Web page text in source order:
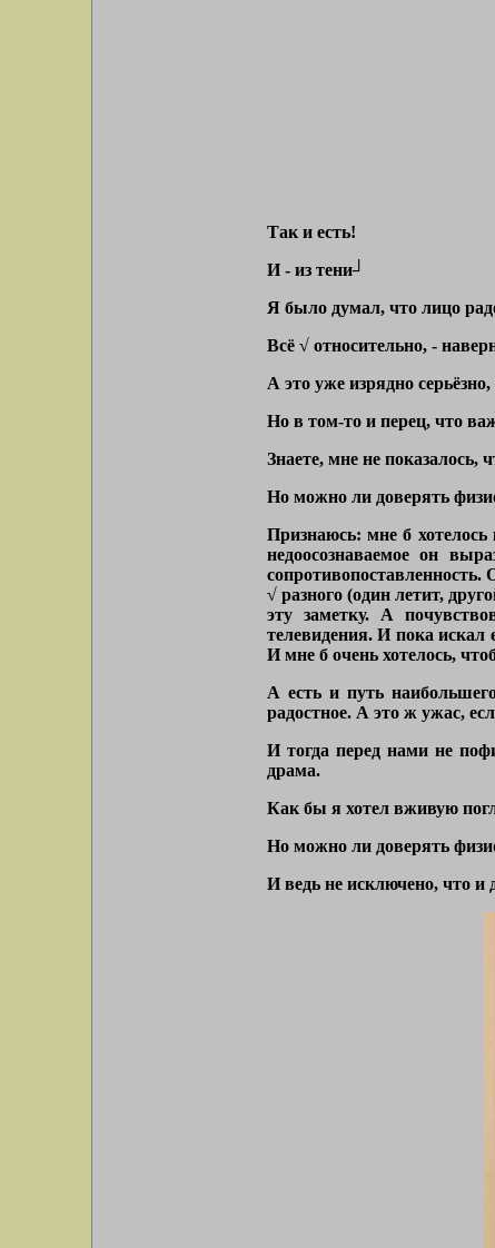
Так и есть!
И - из тени┘
Я было думал, что лицо
Всё √ относительно, -
А это уже изрядно
Но в том-то и перец, что
Знаете, мне не показалось,
Но можно ли доверять
Признаюсь: мне б хотелось
недоосознаваемое он
сопротивопоставленность.
√ разного (один летит,
эту заметку. А
телевидения. И пока искал
И мне б очень хотелось,
А есть и путь
радостное. А это ж ужас,
И тогда перед нами не
драма.
Как бы я хотел вживую
Но можно ли доверять
И ведь не исключено, что и